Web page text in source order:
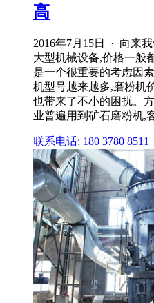
高
2016年7月15日 · 向来
大型机械设备,价格一般
是一个很重要的考虑因
机型号越来越多,磨粉机
也带来了不小的困扰。
业普遍用到矿石磨粉机,
联系电话: 180 3780 8511